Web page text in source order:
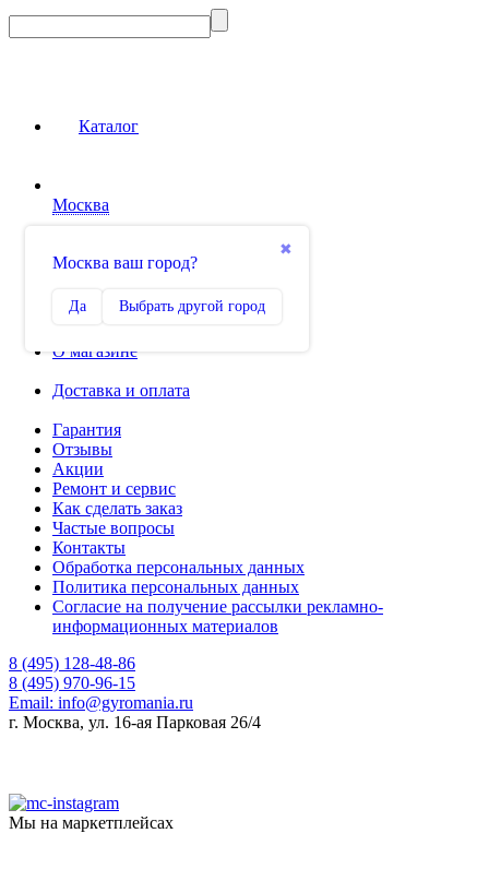
Каталог
Москва
✖
Москва ваш город?
Да Выбрать другой город
0
Избранное
О магазине
Доставка и оплата
Гарантия
Отзывы
Акции
Ремонт и сервис
Как сделать заказ
Частые вопросы
Контакты
Обработка персональных данных
Политика персональных данных
Согласие на получение рассылки рекламно-
информационных материалов
8 (495) 128-48-86
8 (495) 970-96-15
Email: info@gyromania.ru
г. Москва, ул. 16-ая Парковая 26/4
Мы на маркетплейсах